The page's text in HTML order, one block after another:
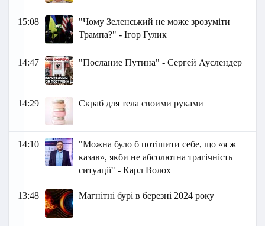
15:08
"Чому Зеленський не може зрозуміти
Трампа?" - Ігор Гулик
14:47 "Послание Путина" - Сергей Ауслендер
14:29 Скраб для тела своими руками
14:10
"Можна було б потішити себе, що «я ж
казав», якби не абсолютна трагічність
ситуації" - Карл Волох
13:48 Магнітні бурі в березні 2024 року